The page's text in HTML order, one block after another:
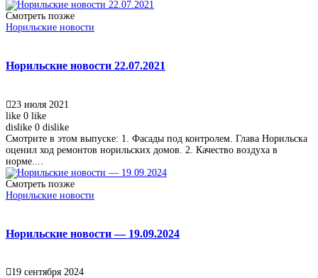
Смотреть позже
Норильские новости
Норильские новости 22.07.2021
23 июля 2021
like 0 like
dislike 0 dislike
Смотрите в этом выпуске: 1. Фасады под контролем. Глава Норильска
оценил ход ремонтов норильских домов. 2. Качество воздуха в
норме....
Смотреть позже
Норильские новости
Норильские новости — 19.09.2024
19 сентября 2024